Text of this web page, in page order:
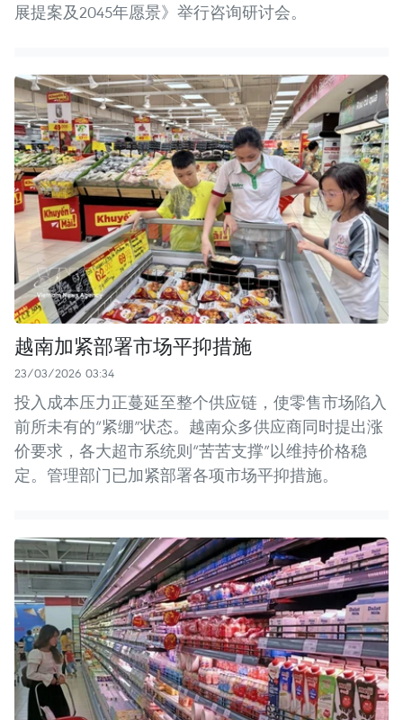
展提案及2045年愿景》举行咨询研讨会。
越南加紧部署市场平抑措施
23/03/2026 03:34
投入成本压力正蔓延至整个供应链，使零售市场陷入
前所未有的“紧绷”状态。越南众多供应商同时提出涨
价要求，各大超市系统则“苦苦支撑”以维持价格稳
定。管理部门已加紧部署各项市场平抑措施。